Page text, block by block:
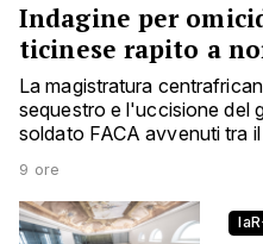
Indagine per
ticinese rapito a
La magistratura
sequestro e l'uccisione del
soldato FACA avvenuti tra
9 ore